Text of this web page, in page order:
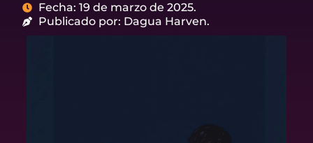
Fecha: 19 de marzo de 2025.
Publicado por: Dagua Harven.